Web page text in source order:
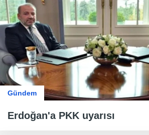
Gündem
Erdoğan'a PKK uyarısı